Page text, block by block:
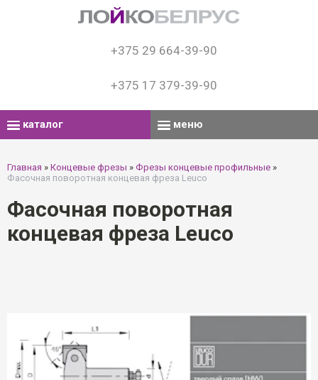
+375 29 664-39-90
+375 17 379-39-90
каталог меню
Главная » Концевые фрезы » Фрезы концевые профильные »
Фасочная поворотная концевая фреза Leuco
Фасочная поворотная
концевая фреза Leuco